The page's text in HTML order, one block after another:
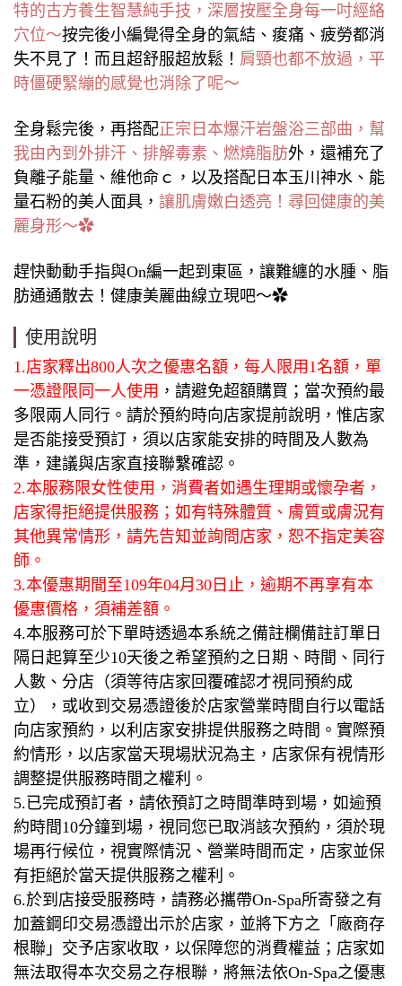
特的古方養生智慧純手技，深層按壓全身每一吋經絡
穴位～按完後小編覺得全身的氣結、痠痛、疲勞都消
失不見了！而且超舒服超放鬆！ 肩頸也都不放過，平
時僵硬緊繃的感覺也消除了呢～
全身鬆完後，再搭配正宗日本爆汗岩盤浴三部曲，幫
我由內到外排汗、排解毒素、燃燒脂肪外，還補充了
負離子能量、維他命ｃ，以及搭配日本玉川神水、能
量石粉的美人面具， 讓肌膚嫩白透亮！尋回健康的美
麗身形～✿
趕快動動手指與On編一起到東區，讓難纏的水腫、脂
肪通通散去！健康美麗曲線立現吧～✿
使用說明
1.店家釋出800人次之優惠名額，每人限用1名額，單
一憑證限同一人使用 ，請避免超額購買；當次預約最
多限兩人同行。請於預約時向店家提前說明，惟店家
是否能接受預訂，須以店家能安排的時間及人數為
準，建議與店家直接聯繫確認。
2.本服務限女性使用，消費者如遇生理期或懷孕者，
店家得拒絕提供服務；如有特殊體質、膚質或膚況有
其他異常情形，請先告知並詢問店家，恕不指定美容
師。
3.本優惠期間至109年04月30日止，逾期不再享有本
優惠價格，須補差額。
4.本服務可於下單時透過本系統之備註欄備註訂單日
隔日起算至少10天後之希望預約之日期、時間、同行
人數、分店（須等待店家回覆確認才視同預約成
立），或收到交易憑證後於店家營業時間自行以電話
向店家預約，以利店家安排提供服務之時間。實際預
約情形，以店家當天現場狀況為主，店家保有視情形
調整提供服務時間之權利。
5.已完成預訂者，請依預訂之時間準時到場，如逾預
約時間10分鐘到場，視同您已取消該次預約，須於現
場再行候位，視實際情況、營業時間而定，店家並保
有拒絕於當天提供服務之權利。
6.於到店接受服務時，請務必攜帶On-Spa所寄發之有
加蓋鋼印交易憑證出示於店家，並將下方之「廠商存
根聯」交予店家收取，以保障您的消費權益；店家如
無法取得本次交易之存根聯，將無法依On-Spa之優惠